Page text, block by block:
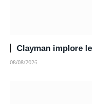
Clayman implore
08/08/2026